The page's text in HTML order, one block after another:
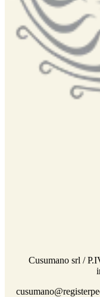
Cusumano srl /